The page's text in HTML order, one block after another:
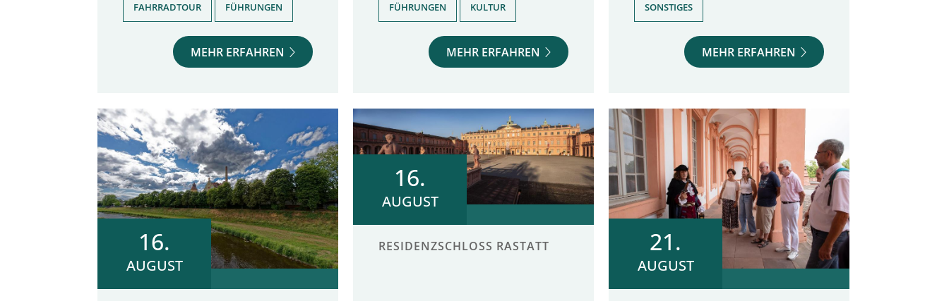
FAHRRADTOUR FÜHRUNGEN
MEHR ERFAHREN
FÜHRUNGEN KULTUR
MEHR ERFAHREN
SONSTIGES
MEHR ERFAHREN
16.
AUGUST
16.
AUGUST
RESIDENZSCHLOSS RASTATT 21.
AUGUST